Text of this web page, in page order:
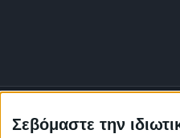
Σεβόμαστε την